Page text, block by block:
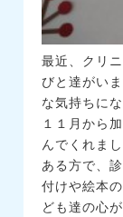
最近、クリ
びと達がい
な気持ちにな
１１月から
んでくれま
ある方で、
付けや絵本
ども達の心